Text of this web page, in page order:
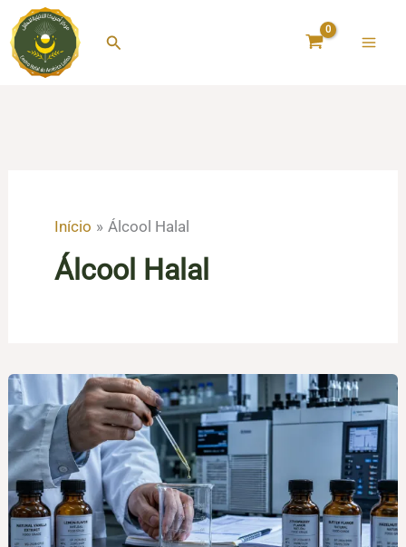
para
Pesquisar
Início Álcool Halal
Álcool Halal